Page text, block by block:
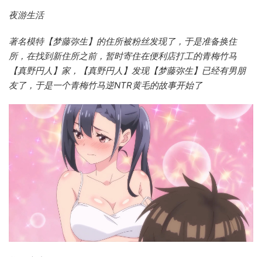
夜游生活
著名模特【梦藤弥生】的住所被粉丝发现了，于是准备换住
所，在找到新住所之前，暂时寄住在便利店打工的青梅竹马
【真野円人】家，【真野円人】发现【梦藤弥生】已经有男朋
友了，于是一个青梅竹马逆NTR黄毛的故事开始了